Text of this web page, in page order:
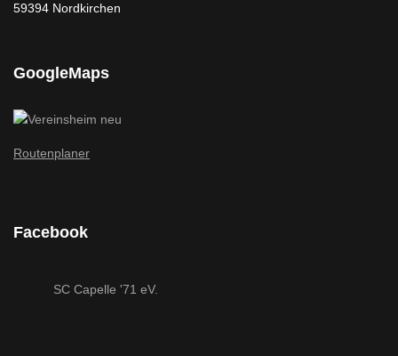
59394 Nordkirchen
GoogleMaps
Routenplaner
Facebook
SC Capelle '71 eV.